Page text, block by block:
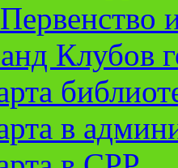
Клубов
в